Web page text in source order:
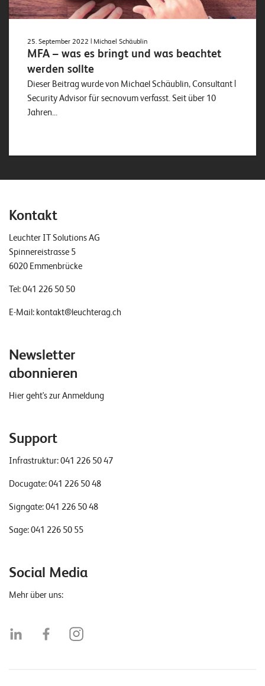
25. September 2022 | Michael Schäublin
MFA – was es bringt und was beachtet
werden sollte
Dieser Beitrag wurde von Michael Schäublin, Consultant |
Security Advisor für secnovum verfasst. Seit über 10
Jahren...
Kontakt
Leuchter IT Solutions AG
Spinnereistrasse 5
6020 Emmenbrücke
Tel:041 226 50 50
E-Mail: kontakt@leuchterag.ch
Newsletter
abonnieren
Hier geht's zur Anmeldung
Support
Infrastruktur:041 226 50 47
Docugate:041 226 50 48
Signgate:041 226 50 48
Sage:041 226 50 55
Social Media
Mehr über uns: